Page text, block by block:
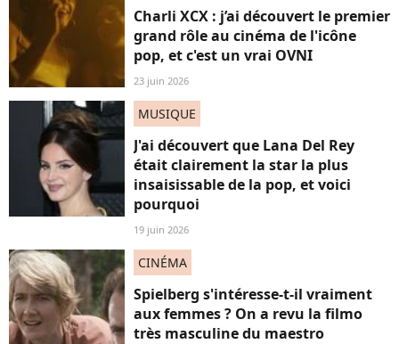
Charli XCX : j’ai découvert le premier
grand rôle au cinéma de l'icône
pop, et c'est un vrai OVNI
23 juin 2026
MUSIQUE
J'ai découvert que Lana Del Rey
était clairement la star la plus
insaisissable de la pop, et voici
pourquoi
19 juin 2026
CINÉMA
Spielberg s'intéresse-t-il vraiment
aux femmes ? On a revu la filmo
très masculine du maestro